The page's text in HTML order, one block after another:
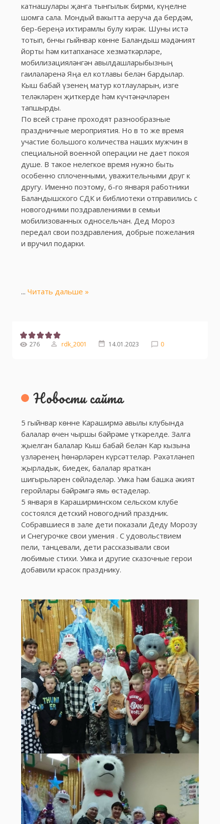
катнашулары җанга тынгылык бирми, күңелне
шомга сала. Мондый вакытта аеруча да бердәм,
бер-береңә ихтирамлы булу кирәк. Шуны истә
тотып, 6нчы гыйнвар көнне Баландыш мәдәният
йорты һәм китапханәсе хезмәткәрләре,
мобилизацияләнгән авылдашларыбызның
гаиләләренә Яңа ел котлавы белән бардылар.
Кыш бабай үзенең матур котлауларын, изге
теләкләрен җиткерде һәм күчтәнәчләрен
тапшырды.
По всей стране проходят разнообразные
праздничные мероприятия. Но в то же время
участие большого количества наших мужчин в
специальной военной операции не дает покоя
душе. В такое нелегкое время нужно быть
особенно сплоченными, уважительными друг к
другу. Именно поэтому, 6-го января работники
Баландышского СДК и библиотеки отправились с
новогодними поздравлениями в семьи
мобилизованных односельчан. Дед Мороз
передал свои поздравления, добрые пожелания
и вручил подарки.
... Читать дальше »
276 rdk_2001 14.01.2023 0
Новости сайта
5 гыйнвар көнне Караширмә авылы клубында
балалар өчен чыршы бәйрәме үткәрелде. Залга
җыелган балалар Кыш бабай белән Кар кызына
үзләренең һөнәрләрен күрсәттеләр. Рәхәтләнеп
җырладык, биедек, балалар яраткан
шигырьләрен сөйләделәр. Умка һәм башка әкият
геройлары бәйрәмгә ямь өстәделәр.
5 января в Караширминском сельском клубе
состоялся детский новогодний праздник.
Собравшиеся в зале дети показали Деду Морозу
и Снегурочке свои умения . С удовольствием
пели, танцевали, дети рассказывали свои
любимые стихи. Умка и другие сказочные герои
добавили красок празднику.